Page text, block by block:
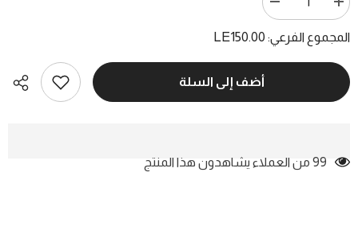
تقليل
الكمية
مدارات
الأشرعة
نبيل
زيادة
الكمية
مدارات
ج1
نبيل
المجموع الفرعي:LE150.00
أضف إلى السلة
99 من العملاء يشاهدون هذا المنتج